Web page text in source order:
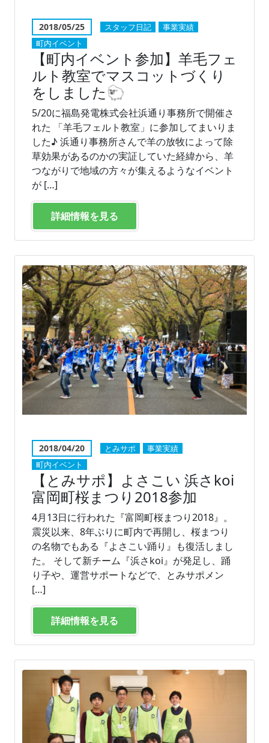
2018/05/25 スタッフ日記
事業実績
町内イベント
【町内イベント参加】羊毛フェ
ルト教室でマスコットづくり
をしました🐑
5/20に福島発電株式会社浜通り事務所で開催さ
れた 「羊毛フェルト教室」に参加してまいりま
した♪ 浜通り事務所さんで羊の放牧によって除
草効果があるのかの実証していた経緯から、羊
つながりで地域の方々が集えるようなイベント
が […]
詳細情報を見る
2018/04/20 とみサポ
事業実績
町内イベント
【とみサポ】よさこい 浜さkoi
富岡町桜まつり2018参加
4月13日に行われた『富岡町桜まつり2018』。
震災以来、8年ぶりに町内で再開し、桜まつり
の名物でもある『よさこい踊り』も復活しまし
た。 そして新チーム『浜さkoi』が発足し、踊
り子や、運営サポートなどで、とみサポメン
[…]
詳細情報を見る